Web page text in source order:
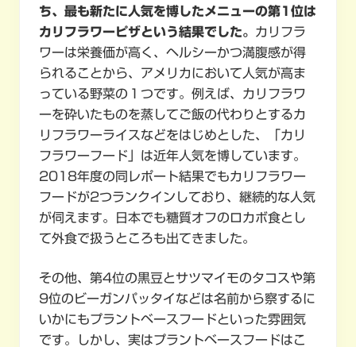
ち、最も新たに人気を博したメニューの第1位は
カリフラワーピザという結果でした。 カリフラ
ワーは栄養価が高く、ヘルシーかつ満腹感が得
られることから、アメリカにおいて人気が高ま
っている野菜の１つです。例えば、カリフラワ
ーを砕いたものを蒸してご飯の代わりとするカ
リフラワーライスなどをはじめとした、「カリ
フラワーフード」は近年人気を博しています。
2018年度の同レポート結果でもカリフラワー
フードが2つランクインしており、継続的な人気
が伺えます。日本でも糖質オフのロカボ食とし
て外食で扱うところも出てきました。
その他、第4位の黒豆とサツマイモのタコスや第
9位のビーガンパッタイなどは名前から察するに
いかにもプラントベースフードといった雰囲気
です。しかし、実はプラントベースフードはこ